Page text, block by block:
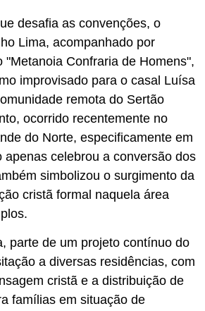
desafia as convenções, o
Lima, acompanhado por
"Metanoia Confraria de Homens",
improvisado para o casal Luísa
remota do Sertão
ocorrido recentemente no
do Norte, especificamente em
apenas celebrou a conversão dos
simbolizou o surgimento da
cristã formal naquela área
parte de um projeto contínuo do
a diversas residências, com
cristã e a distribuição de
famílias em situação de